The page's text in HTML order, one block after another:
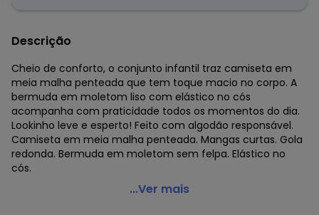
Descrição
Cheio de conforto, o conjunto infantil traz camiseta em
meia malha penteada que tem toque macio no corpo. A
bermuda em moletom liso com elástico no cós
acompanha com praticidade todos os momentos do dia.
Lookinho leve e esperto! Feito com algodão responsável.
Camiseta em meia malha penteada. Mangas curtas. Gola
redonda. Bermuda em moletom sem felpa. Elástico no
cós.
Alakazoo - Conjunto com Camiseta Estampada e
...Ver mais